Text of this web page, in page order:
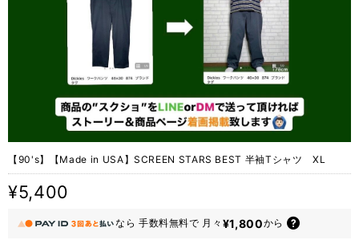
【90's】【Made in USA】SCREEN STARS BEST 半袖Tシャツ XL
¥5,400
なら 手数料無料で 月々 ¥1,800から